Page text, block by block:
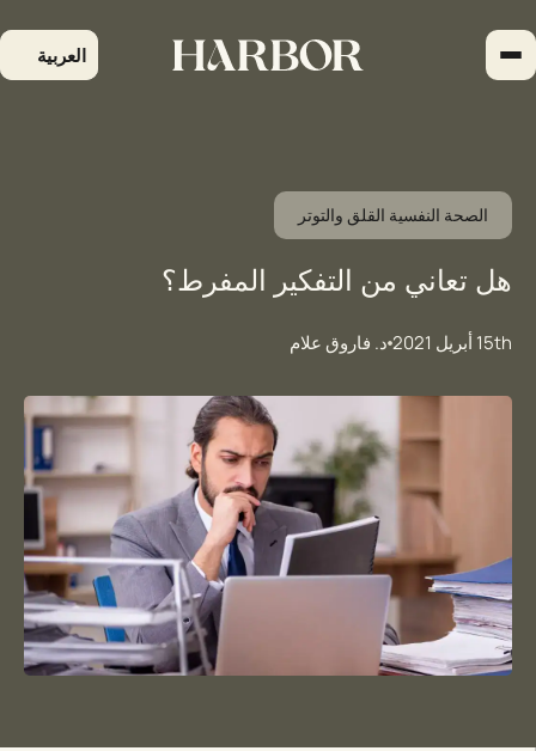
إلى
المحتوى
العربية
الصحة النفسية القلق والتوتر
هل تعاني من التفكير المفرط؟
15th أبريل 2021 د. فاروق علام